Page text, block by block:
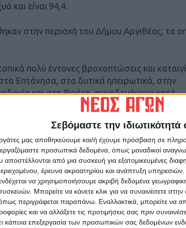
Σεβόμαστε την ιδιωτικότητά
μας αποθηκεύουμε και/ή έχουμε πρόσβαση σε
προσωπικά δεδομένα, όπως μοναδικοί
από μια συσκευή για εξατομικευμένες
έρευνα ακροατηρίου και ανάπτυξη υπηρεσιών.
να χρησιμοποιήσουμε ακριβή δεδομένα
Μπορείτε να κάνετε κλικ για να συναινέσετε στην
περιγράφεται παραπάνω. Εναλλακτικά, μπορείτε να
και να αλλάξετε τις προτιμήσεις σας πριν
κάποια επεξεργασία των προσωπικών σας δεδομένων
και είναι 94,4.
στην περιοχή του Δήμου Αργιθέας, τα
πολύ έντονες βροχοπτώσεις και
Επτάνησα, στα δυτικά ηπειρωτικά, στην
και στη Θράκη, συνοδευόμενα κατά
ότι στα Επτάνησα, στα δυτικά
Πελοπόννησο το χαλάζι ενδέχεται να έχει
χώρα θα εκδηλωθούν επίσης βροχές και
έντονα φαινόμενα. Στις περιοχές που θα
πόλεις της Αθήνας και της Θεσσαλονίκης.
ΝΕΟΣ ΑΓΩΝ στο Google News!